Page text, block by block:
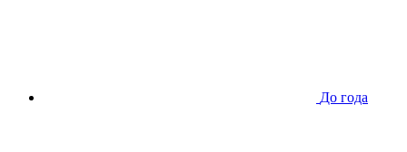
До года